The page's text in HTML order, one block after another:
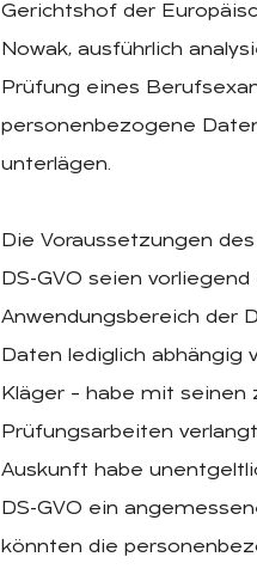
Gerichtshof der
Nowak, ausführlich
Prüfung eines
personenbezogene
unterlägen.
Die Voraussetzungen des
DS-GVO seien
Anwendungsbereich der
Daten lediglich abhängig
Kläger – habe mit
Prüfungsarbeiten
Auskunft habe
DS-GVO ein
könnten die